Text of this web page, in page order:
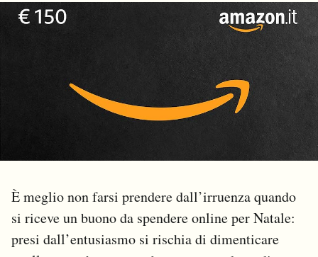
Sport
Mondiali calcio 2026
PODCAST
SHOP
È meglio non farsi prendere dall’irruenza quando
si riceve un buono da spendere online per Natale:
presi dall’entusiasmo si rischia di dimenticare